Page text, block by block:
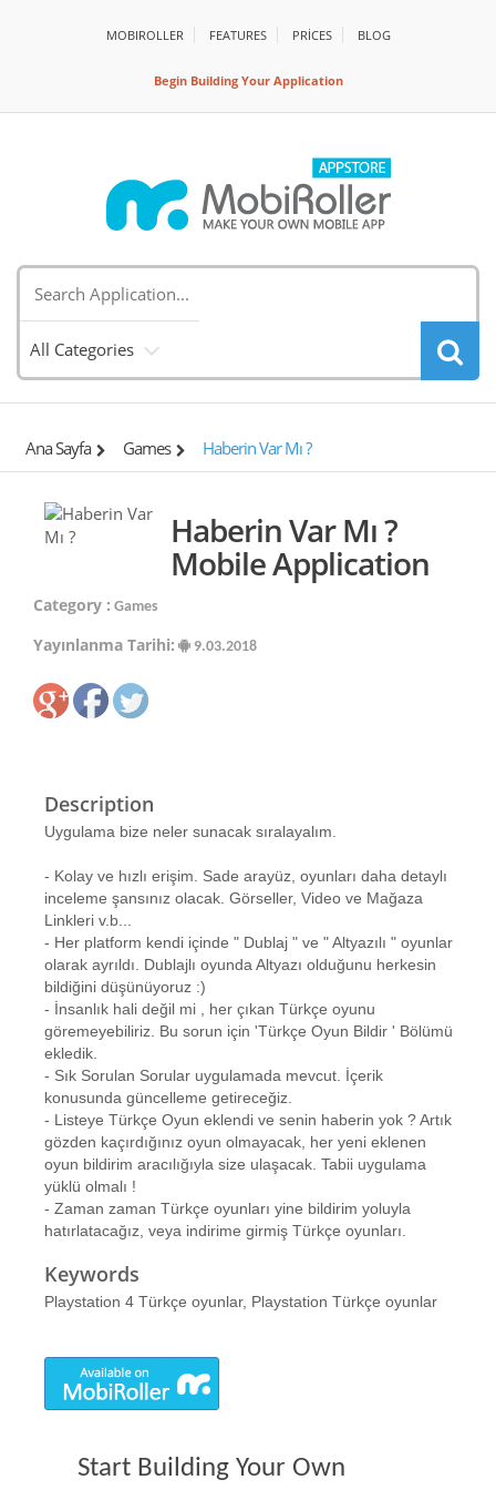
MOBIROLLER FEATURES PRİCES BLOG
Begin Building Your Application
All Categories
Ana Sayfa Games Haberin Var Mı ?
Haberin Var Mı ?
Mobile Application
Category : Games
Yayınlanma Tarihi: 9.03.2018
Description
Uygulama bize neler sunacak sıralayalım.
- Kolay ve hızlı erişim. Sade arayüz, oyunları daha detaylı
inceleme şansınız olacak. Görseller, Video ve Mağaza
Linkleri v.b...
- Her platform kendi içinde " Dublaj " ve " Altyazılı " oyunlar
olarak ayrıldı. Dublajlı oyunda Altyazı olduğunu herkesin
bildiğini düşünüyoruz :)
- İnsanlık hali değil mi , her çıkan Türkçe oyunu
göremeyebiliriz. Bu sorun için 'Türkçe Oyun Bildir ' Bölümü
ekledik.
- Sık Sorulan Sorular uygulamada mevcut. İçerik
konusunda güncelleme getireceğiz.
- Listeye Türkçe Oyun eklendi ve senin haberin yok ? Artık
gözden kaçırdığınız oyun olmayacak, her yeni eklenen
oyun bildirim aracılığıyla size ulaşacak. Tabii uygulama
yüklü olmalı !
- Zaman zaman Türkçe oyunları yine bildirim yoluyla
hatırlatacağız, veya indirime girmiş Türkçe oyunları.
Keywords
Playstation 4 Türkçe oyunlar, Playstation Türkçe oyunlar
Start Building Your Own